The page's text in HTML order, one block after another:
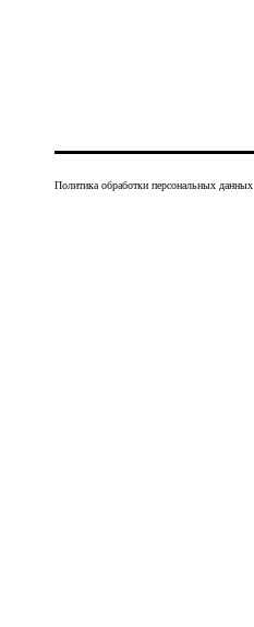
Политика обработки персональных данных